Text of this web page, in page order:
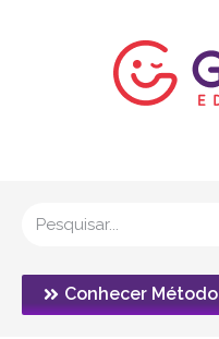
Conhecer Método